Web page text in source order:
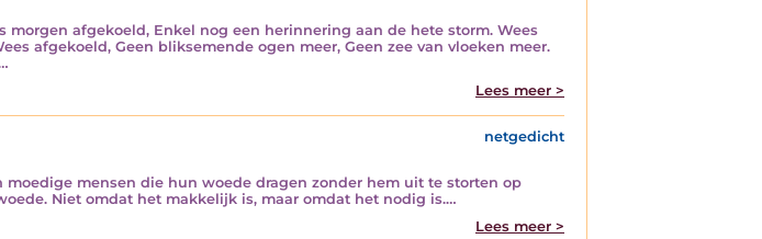
afgekoeld, Enkel nog een herinnering aan de hete storm. Wees
afgekoeld, Geen bliksemende ogen meer, Geen zee van vloeken meer.
Lees meer >
netgedicht
mensen die hun woede dragen zonder hem uit te storten op
Niet omdat het makkelijk is, maar omdat het nodig is.…
Lees meer >